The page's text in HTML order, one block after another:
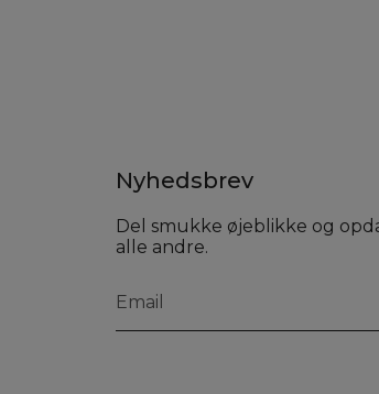
Nyhedsbrev
Del smukke øjeblikke og
alle andre.